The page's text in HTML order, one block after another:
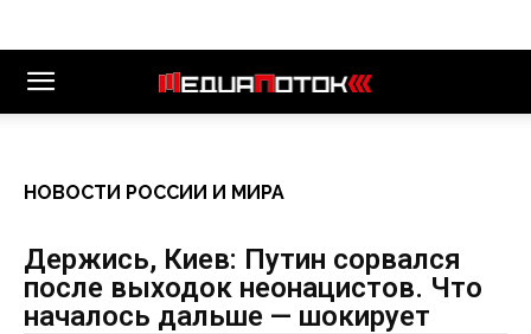
НОВОСТИ РОССИИ И МИРА
Держись, Киев: Путин сорвался
после выходок неонацистов. Что
началось дальше — шокирует